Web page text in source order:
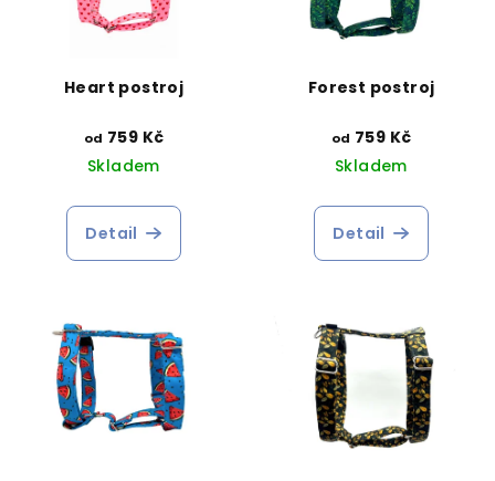
Heart postroj
od 759 Kč
Skladem
Detail
Forest postroj
od 759 Kč
Skladem
Detail